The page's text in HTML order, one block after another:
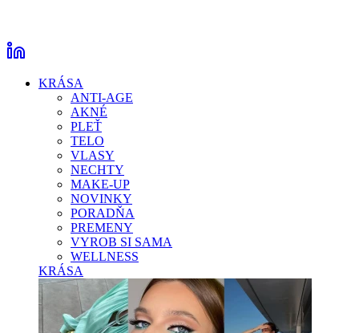
KRÁSA
ANTI-AGE
AKNÉ
PLEŤ
TELO
VLASY
NECHTY
MAKE-UP
NOVINKY
PORADŇA
PREMENY
VYROB SI SAMA
WELLNESS
KRÁSA